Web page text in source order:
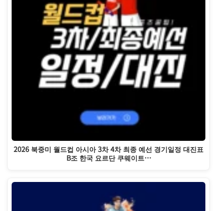
2026 북중미 월드컵 아시아 3차 4차 최종 예선 경기일정 대진표
B조 한국 요르단 쿠웨이트…